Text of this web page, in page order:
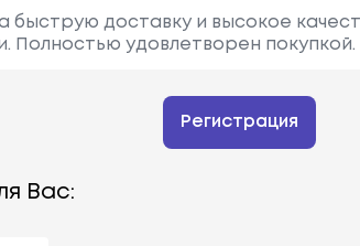
быструю доставку и высокое
Полностью удовлетворен
Регистрация
Вас: